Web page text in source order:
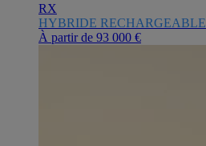
RX
HYBRIDE RECHARGEABLE
À partir de 93 000 €